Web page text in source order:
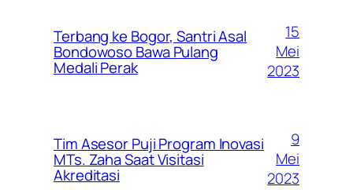
Terbang ke Bogor, Santri Asal
Bondowoso Bawa Pulang
Medali Perak
15
Mei
2023
Tim Asesor Puji Program Inovasi
MTs. Zaha Saat Visitasi
Akreditasi
9
Mei
2023